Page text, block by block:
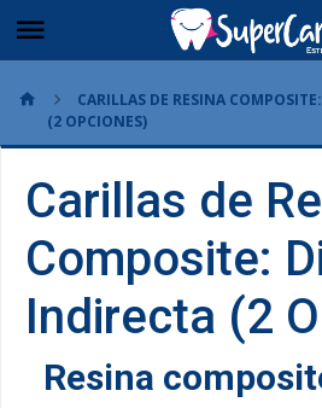
CARILLAS DE RESINA
(2 OPCIONES)
Carillas de
Composite:
Indirecta (2
Resina